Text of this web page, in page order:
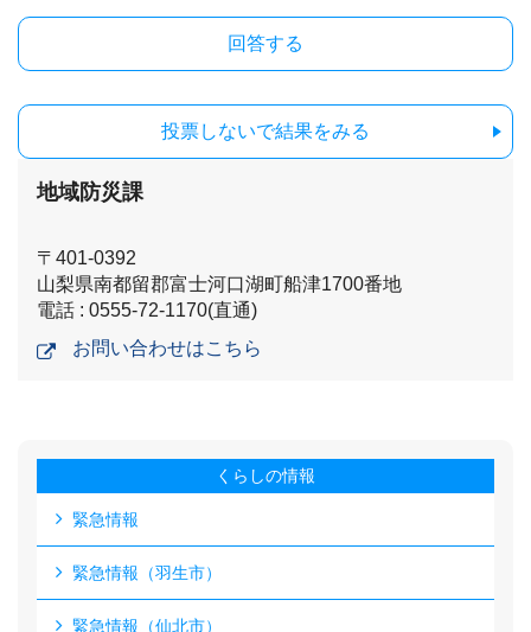
投票しないで結果をみる
地域防災課
〒401-0392
山梨県南都留郡富士河口湖町船津1700番地
電話 : 0555-72-1170(直通)
お問い合わせはこちら
くらしの情報
緊急情報
緊急情報（羽生市）
緊急情報（仙北市）